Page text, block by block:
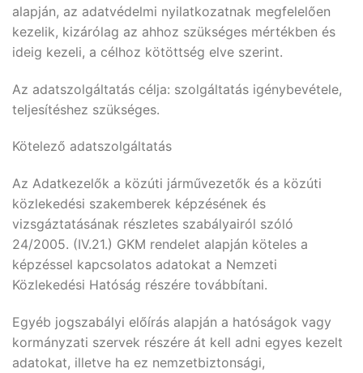
alapján, az adatvédelmi nyilatkozatnak megfelelően
kezelik, kizárólag az ahhoz szükséges mértékben és
ideig kezeli, a célhoz kötöttség elve szerint.
Az adatszolgáltatás célja: szolgáltatás igénybevétele,
teljesítéshez szükséges.
Kötelező adatszolgáltatás
Az Adatkezelők a közúti járművezetők és a közúti
közlekedési szakemberek képzésének és
vizsgáztatásának részletes szabályairól szóló
24/2005. (IV.21.) GKM rendelet alapján köteles a
képzéssel kapcsolatos adatokat a Nemzeti
Közlekedési Hatóság részére továbbítani.
Egyéb jogszabályi előírás alapján a hatóságok vagy
kormányzati szervek részére át kell adni egyes kezelt
adatokat, illetve ha ez nemzetbiztonsági,